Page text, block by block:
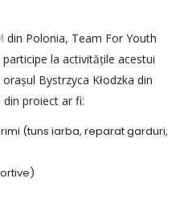
din Polonia, Team For Youth
la activitățile acestui
Bystrzyca Kłodzka din
din proiect ar fi:
(tuns iarba, reparat garduri,